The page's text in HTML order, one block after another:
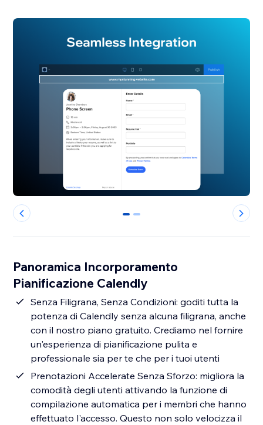
0 1
Panoramica Incorporamento
Pianificazione Calendly
Senza Filigrana, Senza Condizioni: goditi tutta la
potenza di Calendly senza alcuna filigrana, anche
con il nostro piano gratuito. Crediamo nel fornire
un'esperienza di pianificazione pulita e
professionale sia per te che per i tuoi utenti
Prenotazioni Accelerate Senza Sforzo: migliora la
comodità degli utenti attivando la funzione di
compilazione automatica per i membri che hanno
effettuato l'accesso. Questo non solo velocizza il